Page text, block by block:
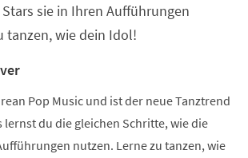
sie in Ihren Aufführungen
tanzen, wie dein Idol!
Pop Music und ist der neue Tanztrend
lernst du die gleichen Schritte, wie die
nutzen. Lerne zu tanzen, wie